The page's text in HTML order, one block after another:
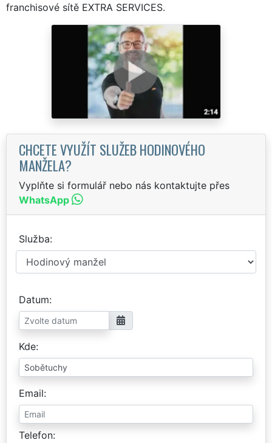
franchisové sítě EXTRA SERVICES.
CHCETE VYUŽÍT SLUŽEB HODINOVÉHO
MANŽELA?
Vyplňte si formulář nebo nás kontaktujte přes
WhatsApp
Služba
Datum
Kde
Email
Telefon